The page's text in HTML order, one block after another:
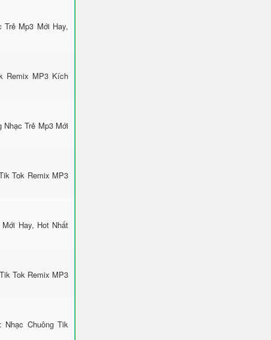
Trẻ Mp3 Mới Hay,
Remix MP3 Kích
Nhạc Trẻ Mp3 Mới
Tok Remix MP3
Hay, Hot Nhất
Tok Remix MP3
Nhạc Chuông Tik